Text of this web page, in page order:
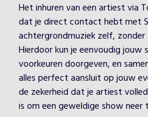
Het inhuren van een artiest via
dat je direct contact hebt met
achtergrondmuziek zelf, zonder
Hierdoor kun je eenvoudig jouw
voorkeuren doorgeven, en
alles perfect aansluit op jouw
de zekerheid dat je artiest
is om een geweldige show